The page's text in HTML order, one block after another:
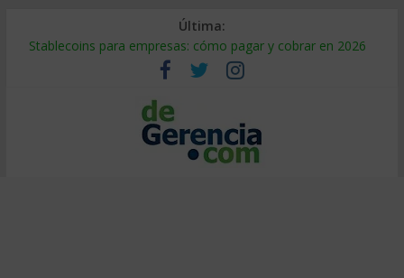
Última:
Stablecoins para empresas: cómo pagar y cobrar en 2026
Despido silencioso: qué es y por qué sale tan caro
IA en selección de personal: cómo auditarla a tiempo
Trabajo forzoso en la cadena de suministro: qué hacer
Mercado hispano de EE. UU.: cómo segmentarlo y venderle